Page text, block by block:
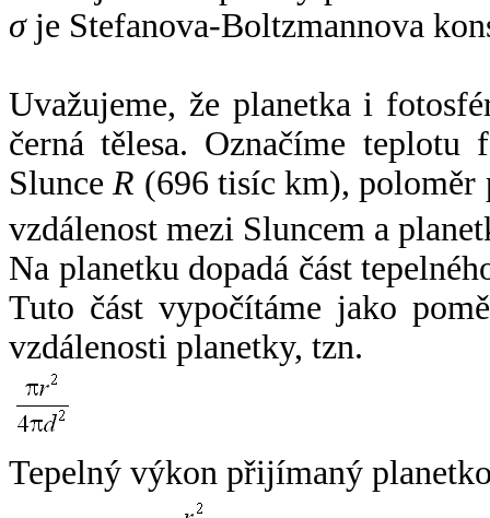
σje Stefanova-Boltzmannova
Uvažujeme, že planetka i
černá tělesa. Označíme
SlunceR (696 tisíc km),
vzdálenost mezi Sluncem a
Na planetku dopadá část
Tuto část vypočítáme jako
vzdálenosti planetky, tzn.
Tepelný výkon přijímaný